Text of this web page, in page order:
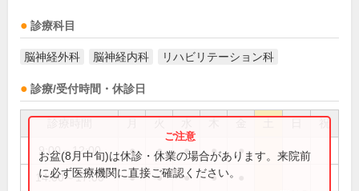
診療科目
脳神経外科 脳神経内科 リハビリテーション科
診療/受付時間・休診日
祝
9:00～12:00 ● ● ● ● ●
14:00～17:00 ● ● ● ●
お盆(8月中旬)は休診・休業の場合があります。来院前
に必ず医療機関に直接ご確認ください。